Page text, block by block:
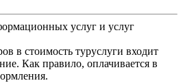
услуг и услуг
в стоимость туруслуги входит
Как правило, оплачивается в